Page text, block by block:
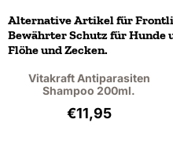
Alternative Artikel für
Bewährter Schutz für Hunde
Flöhe und Zecken.
Vitakraft Antiparasiten
Shampoo 200ml.
Preis: 11,95,
€11,95